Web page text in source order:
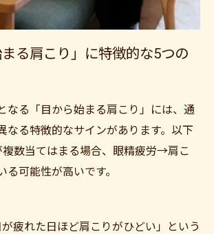
まる肩こり」に特徴的な5つの
なる「目から始まる肩こり」には、通
なる特徴的なサインがあります。以下
複数当てはまる場合、眼精疲労→肩こ
る可能性が高いです。
疲れた日ほど肩こりがひどい」という